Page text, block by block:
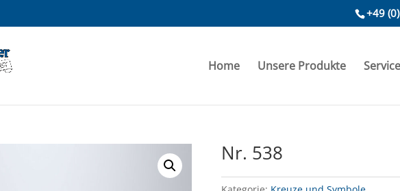
+49
Home Unsere Produkte Service
Nr. 538